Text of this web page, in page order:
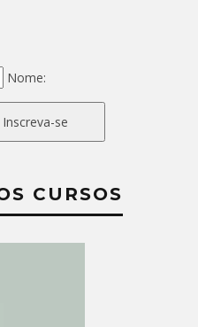
Nome:
Inscreva-se
CURSOS